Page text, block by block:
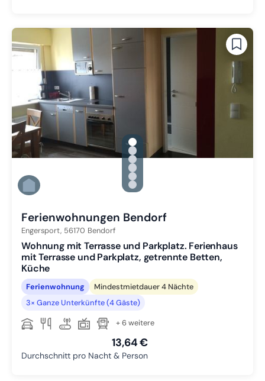
gallery.slide_selector
Zu Slide 1 wechseln
Zu Slide 2 wechseln
Zu Slide 3 wechseln
Zu Slide 4 wechseln
Zu Slide 5 wechseln
Zu Slide 6 wechseln
Ferienwohnungen Bendorf
Engersport, 56170 Bendorf
Wohnung mit Terrasse und Parkplatz. Ferienhaus
mit Terrasse und Parkplatz, getrennte Betten,
Küche
Ferienwohnung
Mindestmietdauer 4 Nächte
3× Ganze Unterkünfte (4 Gäste)
+ 6 weitere
13,64 €
Durchschnitt pro Nacht & Person